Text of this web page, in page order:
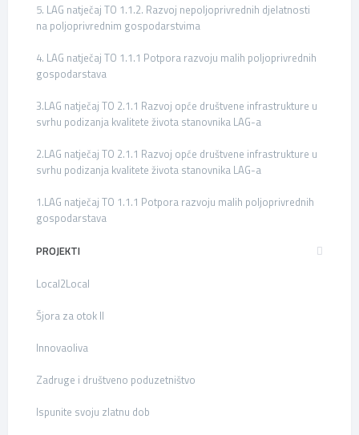
5. LAG natječaj TO 1.1.2. Razvoj nepoljoprivrednih djelatnosti
na poljoprivrednim gospodarstvima
4. LAG natječaj TO 1.1.1 Potpora razvoju malih poljoprivrednih
gospodarstava
3.LAG natječaj TO 2.1.1 Razvoj opće društvene infrastrukture u
svrhu podizanja kvalitete života stanovnika LAG-a
2.LAG natječaj TO 2.1.1 Razvoj opće društvene infrastrukture u
svrhu podizanja kvalitete života stanovnika LAG-a
1.LAG natječaj TO 1.1.1 Potpora razvoju malih poljoprivrednih
gospodarstava
PROJEKTI
Local2Local
Šjora za otok II
Innovaoliva
Zadruge i društveno poduzetništvo
Ispunite svoju zlatnu dob